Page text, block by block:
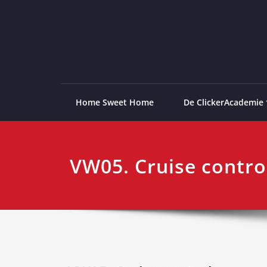
Home Sweet Home De ClickerAcademie
VW05. Cruise